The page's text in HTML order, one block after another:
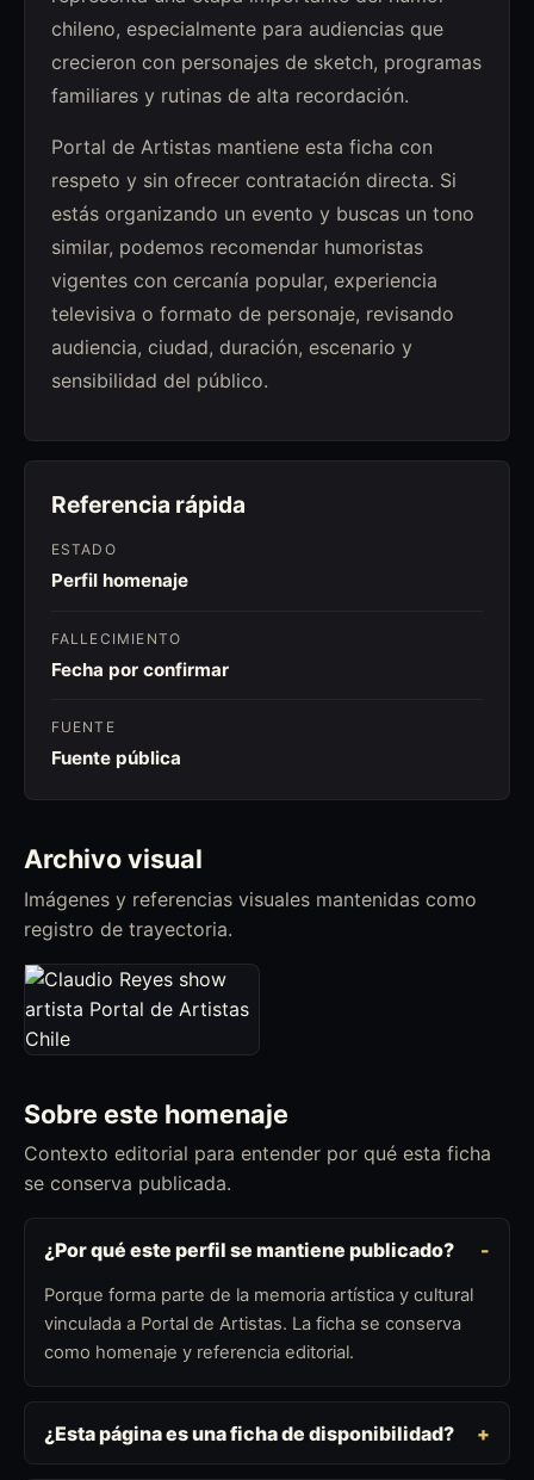
chileno, especialmente para audiencias que
crecieron con personajes de sketch, programas
familiares y rutinas de alta recordación.
Portal de Artistas mantiene esta ficha con
respeto y sin ofrecer contratación directa. Si
estás organizando un evento y buscas un tono
similar, podemos recomendar humoristas
vigentes con cercanía popular, experiencia
televisiva o formato de personaje, revisando
audiencia, ciudad, duración, escenario y
sensibilidad del público.
Referencia rápida
ESTADO
Perfil homenaje
FALLECIMIENTO
Fecha por confirmar
FUENTE
Fuente pública
Archivo visual
Imágenes y referencias visuales mantenidas como
registro de trayectoria.
Sobre este homenaje
Contexto editorial para entender por qué esta ficha
se conserva publicada.
¿Por qué este perfil se mantiene publicado?
Porque forma parte de la memoria artística y cultural
vinculada a Portal de Artistas. La ficha se conserva
como homenaje y referencia editorial.
¿Esta página es una ficha de disponibilidad?